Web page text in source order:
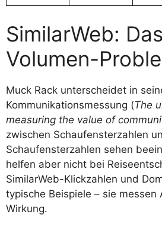
SimilarWeb: Das
Volumen-
Muck Rack unterscheidet in
Kommunikationsmessung (The
measuring the value of
zwischen Schaufensterzahlen
Schaufensterzahlen sehen
helfen aber nicht bei
SimilarWeb-Klickzahlen und
typische Beispiele – sie messen
Wirkung.